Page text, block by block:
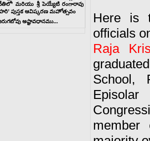
మరియు శ్రీ పెయ్యేటి రంగారావు
పుస్తక ఆవిష్కరణ మహోత్సవం
అష్టావధానము...
Here is
officials
Raja
School,